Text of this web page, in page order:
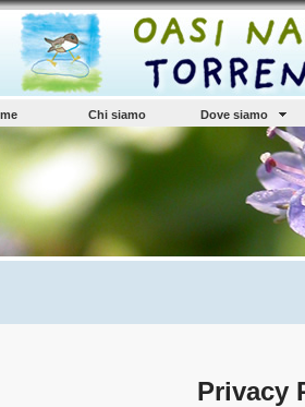
Chi siamo Dove siamo
Privacy